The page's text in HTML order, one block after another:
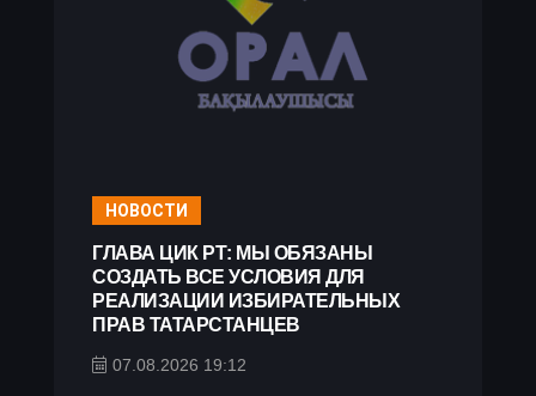
НОВОСТИ
ГЛАВА ЦИК РТ: МЫ ОБЯЗАНЫ
СОЗДАТЬ ВСЕ УСЛОВИЯ ДЛЯ
РЕАЛИЗАЦИИ ИЗБИРАТЕЛЬНЫХ
ПРАВ ТАТАРСТАНЦЕВ
07.08.2026 19:12